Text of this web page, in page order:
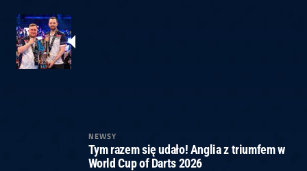
NEWSY
Tym razem się udało! Anglia z triumfem w
World Cup of Darts 2026